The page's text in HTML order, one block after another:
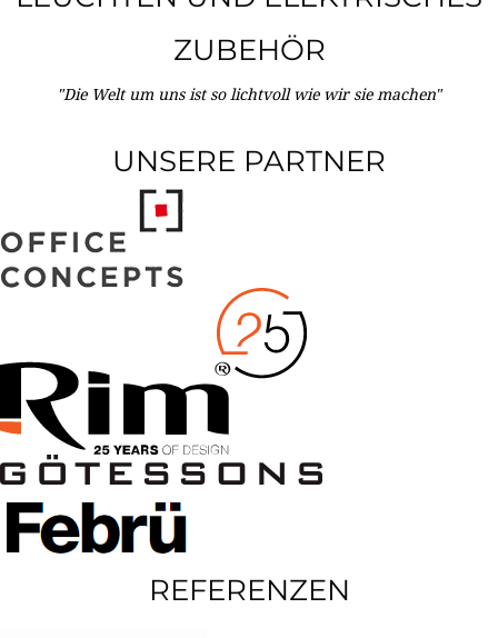
ZUBEHÖR
"Die Welt um uns ist so lichtvoll wie wir sie machen"
UNSERE PARTNER
REFERENZEN